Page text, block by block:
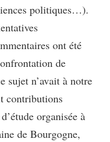
politiques…).
ont été
de
sujet n’avait à notre
contributions
organisée à
de Bourgogne,